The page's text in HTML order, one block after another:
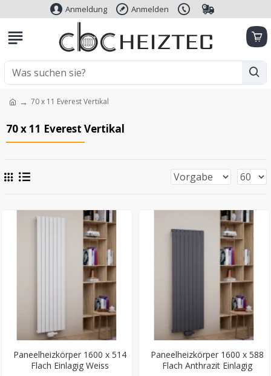
Anmeldung Anmelden
70 x 11 Everest Vertikal
70 x 11 Everest Vertikal
Paneelheizkörper 1600 x 514
Flach Einlagig Weiss
Paneelheizkörper 1600 x 588
Flach Anthrazit Einlagig